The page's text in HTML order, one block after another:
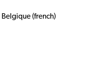
Belgique (french)